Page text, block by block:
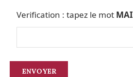
Verification : tapez le mot